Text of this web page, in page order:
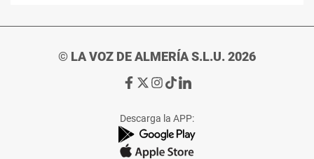
© LA VOZ DE ALMERÍA S.L.U. 2026
Ir
de
La
Voz
Ir
de
La
Voz
Ir
de
La
Voz
Ir
de
La
Voz
Ir
de
La
Voz
Descarga la APP: